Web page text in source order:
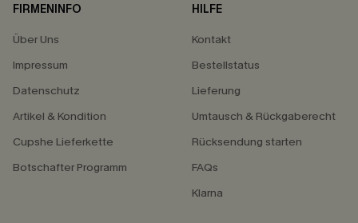
FIRMENINFO
Über Uns
Impressum
Datenschutz
Artikel & Kondition
Cupshe Lieferkette
Botschafter Programm
HILFE
Kontakt
Bestellstatus
Lieferung
Umtausch & Rückgaberecht
Rücksendung starten
FAQs
Klarna